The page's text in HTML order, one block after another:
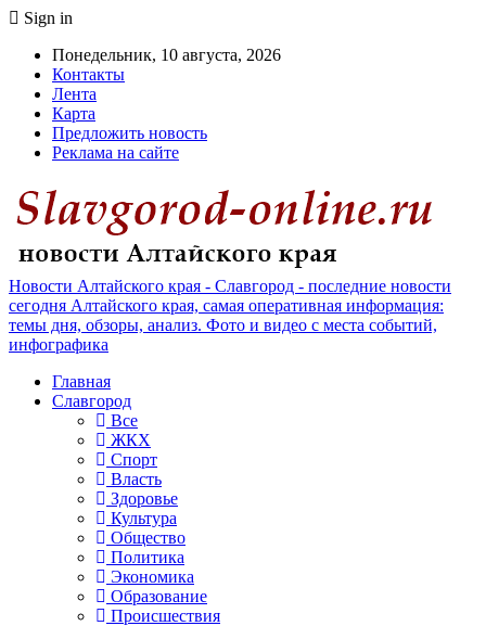
Sign in
Понедельник, 10 августа, 2026
Контакты
Лента
Карта
Предложить новость
Реклама на сайте
Новости Алтайского края - Славгород - последние новости
сегодня Алтайского края, самая оперативная информация:
темы дня, обзоры, анализ. Фото и видео с места событий,
инфографика
Главная
Славгород
Все
ЖКХ
Спорт
Власть
Здоровье
Культура
Общество
Политика
Экономика
Образование
Происшествия